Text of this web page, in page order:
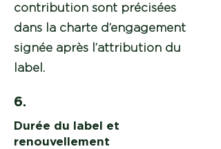
contribution sont précisées
dans la charte d’engagement
signée après l’attribution du
label.
6.
Durée du label et
renouvellement